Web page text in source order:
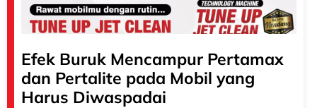
Efek Buruk Mencampur Pertamax
dan Pertalite pada Mobil yang
Harus Diwaspadai